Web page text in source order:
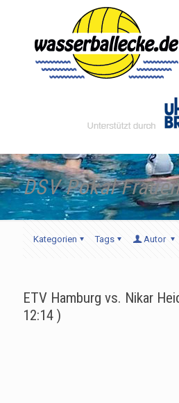
DSV Pokal
Kategorien Tags Autor
ETV Hamburg vs. Nikar
12:14 )